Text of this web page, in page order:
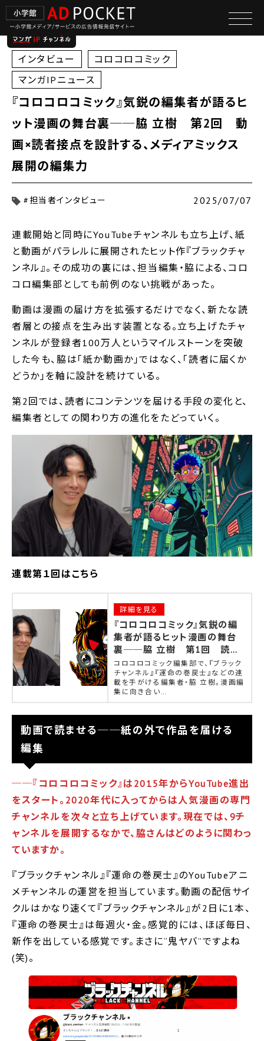
インタビュー
コロコロコミック
マンガIPニュース
『コロコロコミック』気鋭の編集者が語るヒ
ット漫画の舞台裏──脇 立樹 第2回 動
画×読者接点を設計する、メディアミックス
展開の編集力
#担当者インタビュー 2025/07/07
連載開始と同時にYouTubeチャンネルも立ち上げ、紙
と動画がパラレルに展開されたヒット作『ブラックチャ
ンネル』。その成功の裏には、担当編集・脇による、コロ
コロ編集部としても前例のない挑戦があった。
動画は漫画の届け方を拡張するだけでなく、新たな読
者層との接点を生み出す装置となる。立ち上げたチャ
ンネルが登録者100万人というマイルストーンを突破
した今も、脇は｢紙か動画か｣ではなく、｢読者に届くか
どうか｣を軸に設計を続けている。
第2回では、読者にコンテンツを届ける手段の変化と、
編集者としての関わり方の進化をたどっていく。
連載第１回はこちら
詳細を見る
『コロコロコミック』気鋭の編
集者が語るヒット漫画の舞台
裏──脇 立樹 第1回 読者
の共感をつなぐ漫画づくりの思
考
コロコロコミック編集部で、『ブラック
チャンネル』『運命の巻戻士』などの連
載を手がける編集者・脇 立樹。漫画編
集に向き合い…
動画で読ませる──紙の外で作品を届ける
編集
──『コロコロコミック』は2015年からYouTube進出
をスタート。2020年代に入ってからは人気漫画の専門
チャンネルを次々と立ち上げています。現在では、9チ
ャンネルを展開するなかで、脇さんはどのように関わっ
ていますか。
『ブラックチャンネル』『運命の巻戻士』のYouTubeアニ
メチャンネルの運営を担当しています。動画の配信サイ
クルはかなり速くて『ブラックチャンネル』が2日に1本、
『運命の巻戻士』は毎週火・金。感覚的には、ほぼ毎日、
新作を出している感覚です。まさに“鬼ヤバ”ですよね
(笑)。